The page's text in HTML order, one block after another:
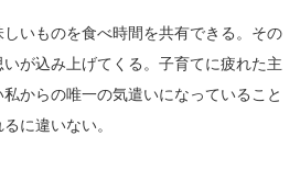
いものを食べ時間を共有できる。その
が込み上げてくる。子育てに疲れた主
からの唯一の気遣いになっていること
に違いない。